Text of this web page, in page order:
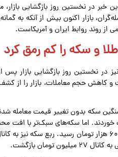
این خبر در نخستین روز بازگشایی
بازار اکنون بیش از آنکه
روند روابط ایران و آمریکاست.
و سکه را کم رمق کرد
نخستین روز بازگشایی بازار پس
کاهش حجم معاملات، بازار را از
بازگشت.